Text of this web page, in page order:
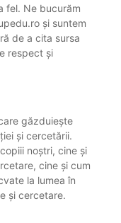
fel. Ne bucurăm
și suntem
de a cita sursa
respect și
găzduiește
și cercetării.
noștri, cine și
cine și cum
la lumea în
și cercetare.